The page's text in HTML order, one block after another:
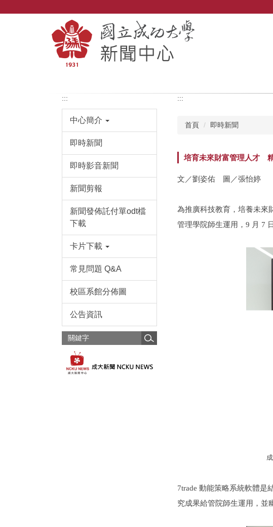
:::
中心簡介
即時新聞
即時影音新聞
新聞剪報
新聞發佈託付單odt檔
下載
卡片下載
常見問題 Q&A
校區系館分佈圖
公告資訊
:::
首頁 即時新聞
培育未來財富管理人才
文／劉姿佑 圖／張怡婷
為推廣科技教育，培養未來
管理學院師生運用，9 月 7
7trade 動能策略系統軟體是
究成果給管院師生運用，並